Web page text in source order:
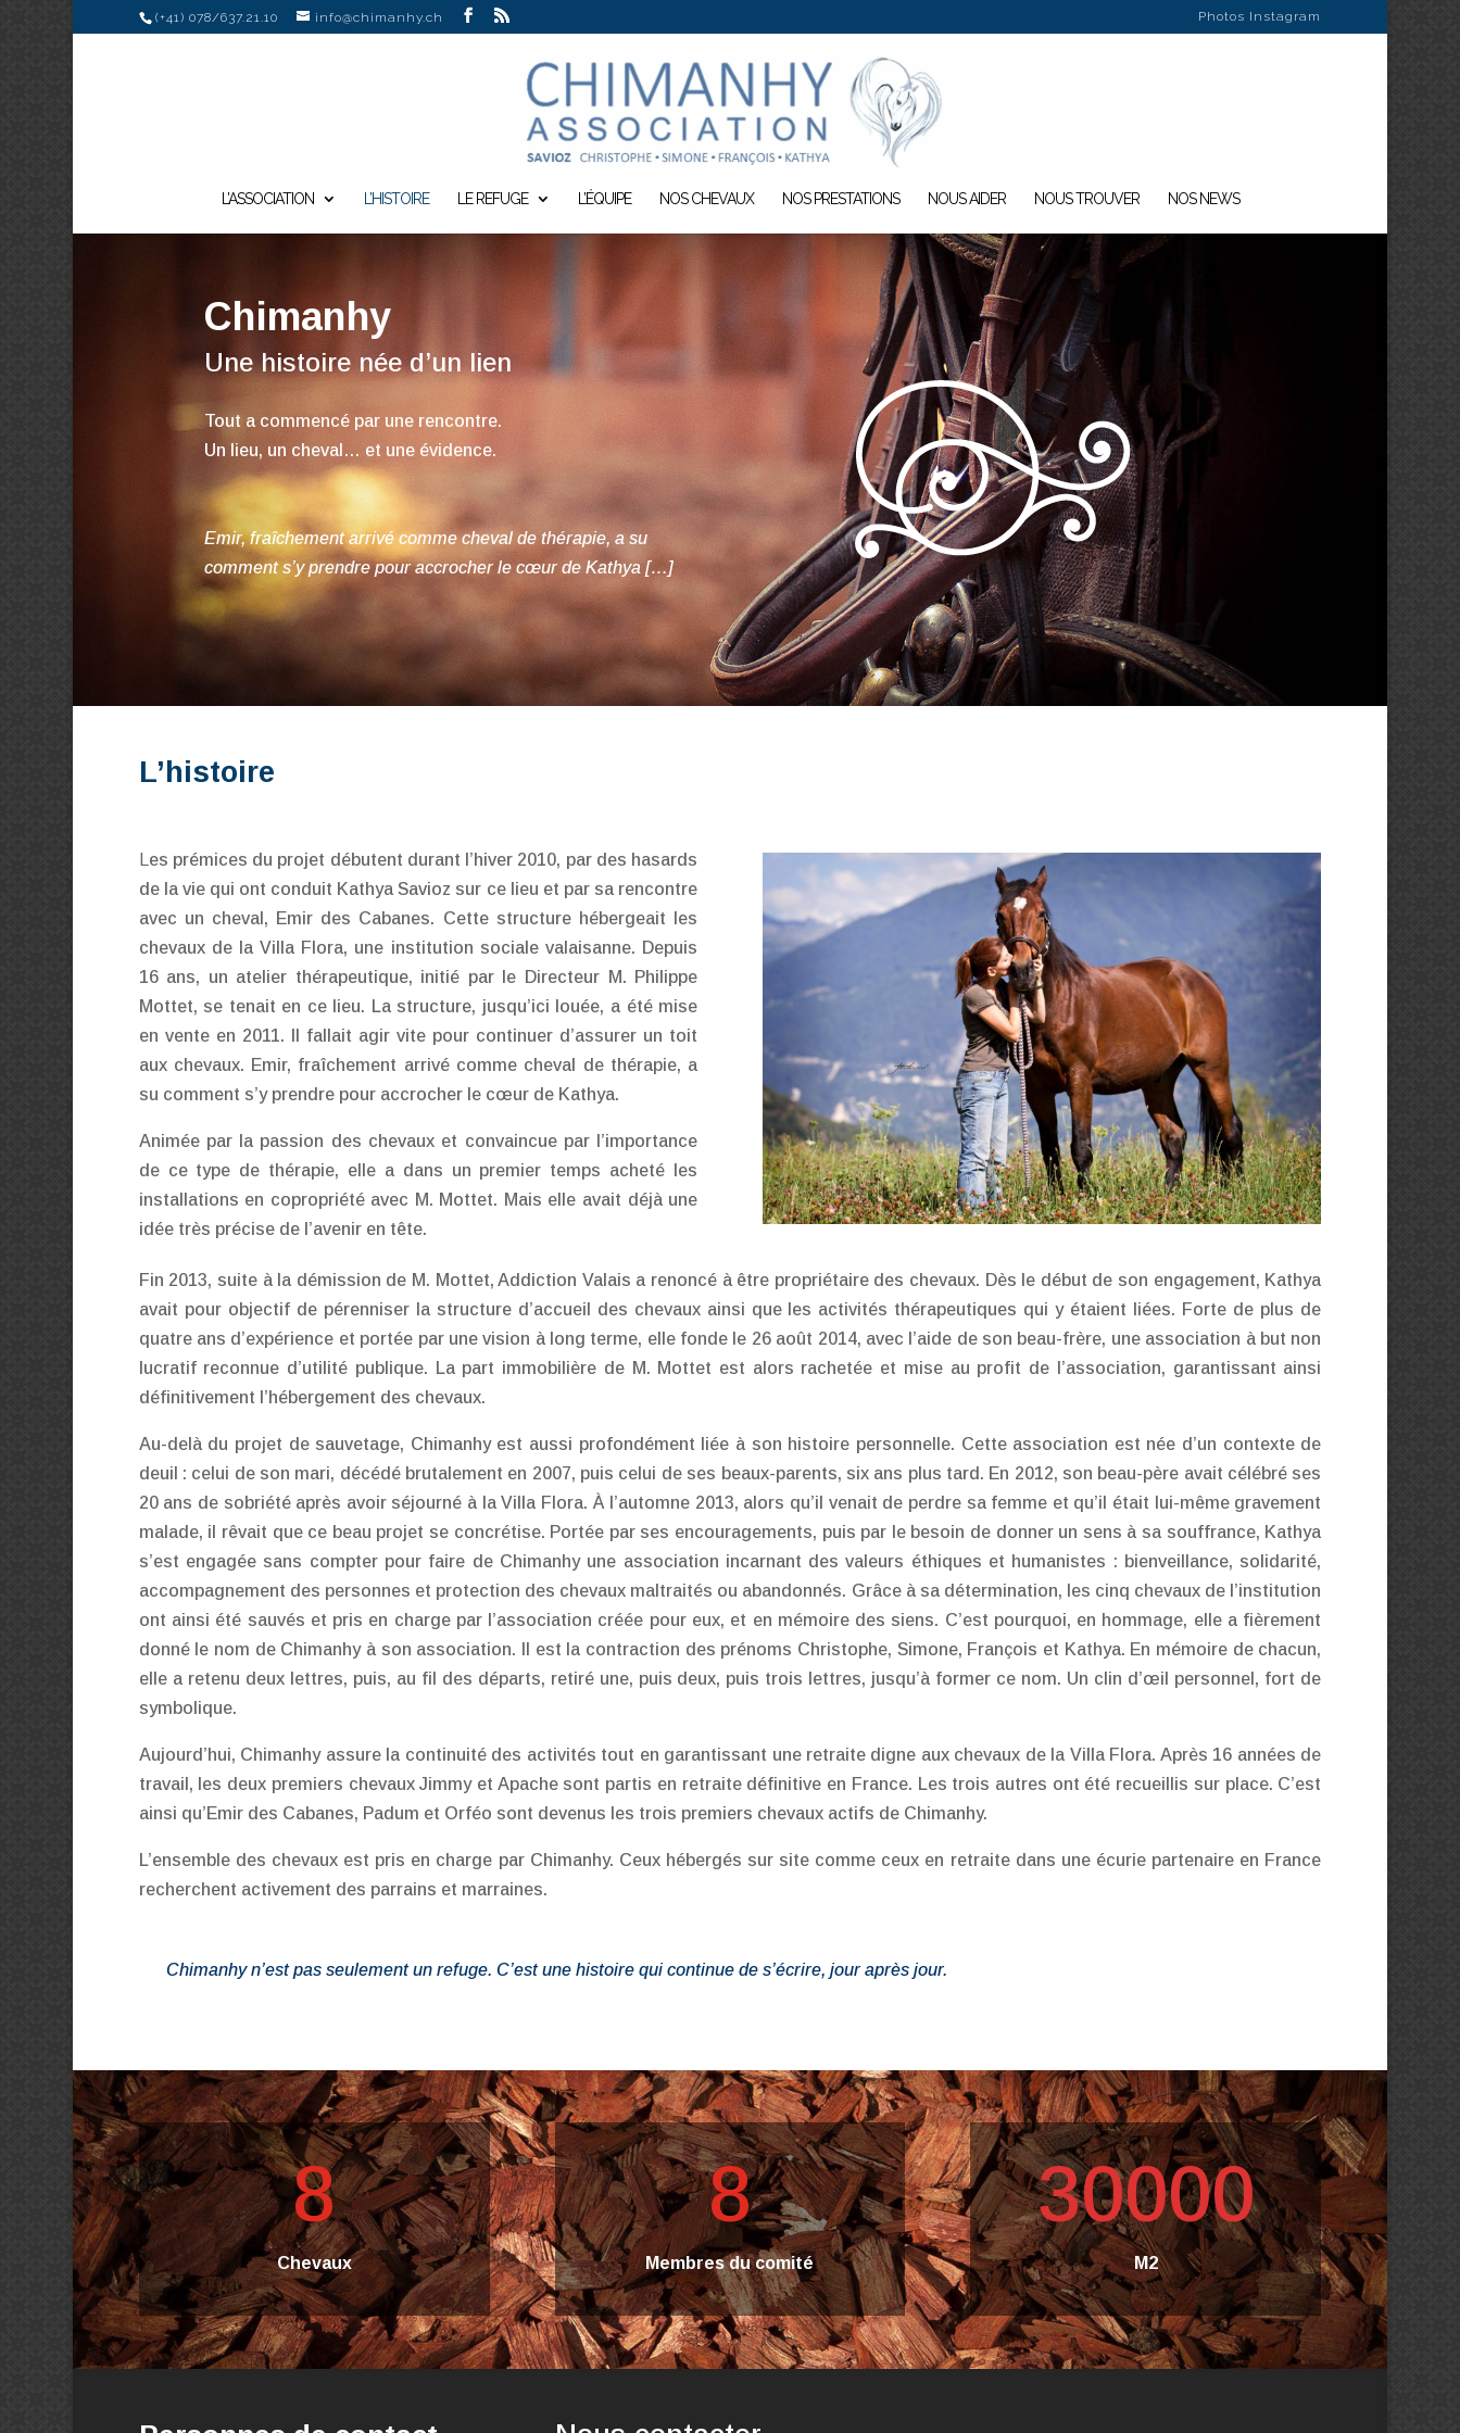
(+41) 078/637.21.10 info@chimanhy.ch Photos Instagram
L’ASSOCIATION L’HISTOIRE LE REFUGE L’ÉQUIPE NOS CHEVAUX NOS PRESTATIONS NOUS AIDER NOUS TROUVER NOS NEWS
Chimanhy
Une histoire née d’un lien
Tout a commencé par une rencontre.
Un lieu, un cheval… et une évidence.
Emir, fraîchement arrivé comme chevalde thérapie, a su
comment s’y prendrepour accrocher le cœur de Kathya […]
L’histoire
es prémices du projet débutent durant l’hiver 2010, par des hasards
de la vie qui ont conduit Kathya Savioz sur ce lieu et par sa rencontre
avec un cheval, Emir des Cabanes. Cette structure hébergeait les
chevaux de la Villa Flora, une institution sociale valaisanne. Depuis
16 ans, un atelier thérapeutique, initié par le Directeur M. Philippe
Mottet, se tenait en ce lieu. La structure, jusqu’ici louée, a été mise
en vente en 2011. Il fallait agir vite pour continuer d’assurer un toit
aux chevaux. Emir, fraîchement arrivé comme cheval de thérapie, a
su comment s’y prendre pour accrocher le cœur de Kathya.
Animée par la passion des chevaux et convaincue par l’importance
de ce type de thérapie, elle a dans un premier temps acheté les
installations en copropriété avec M. Mottet. Mais elle avait déjà une
idée très précise de l’avenir en tête.
Fin 2013, suite à la démission de M. Mottet, Addiction Valais a renoncé à être propriétaire des chevaux. Dès le début de son engagement, Kathya
avait pour objectif de pérenniser la structure d’accueil des chevaux ainsi que les activités thérapeutiques qui y étaient liées. Forte de plus de
quatre ans d’expérience et portée par une vision à long terme, elle fonde le 26 août 2014, avec l’aide de son beau-frère, une association à but non
lucratif reconnue d’utilité publique. La part immobilière de M. Mottet est alors rachetée et mise au profit de l’association, garantissant ainsi
définitivement l’hébergement des chevaux.
Au-delà du projet de sauvetage, Chimanhy est aussi profondément liée à son histoire personnelle. Cette association est née d’un contexte de
deuil : celui de son mari, décédé brutalement en 2007, puis celui de ses beaux-parents, six ans plus tard. En 2012, son beau-père avait célébré ses
20 ans de sobriété après avoir séjourné à la Villa Flora. À l’automne 2013, alors qu’il venait de perdre sa femme et qu’il était lui-même gravement
malade, il rêvait que ce beau projet se concrétise. Portée par ses encouragements, puis par le besoin de donner un sens à sa souffrance, Kathya
s’est engagée sans compter pour faire de Chimanhy une association incarnant des valeurs éthiques et humanistes : bienveillance, solidarité,
accompagnement des personnes et protection des chevaux maltraités ou abandonnés. Grâce à sa détermination, les cinq chevaux de l’institution
ont ainsi été sauvés et pris en charge par l’association créée pour eux, et en mémoire des siens. C’est pourquoi, en hommage, elle a fièrement
donné le nom de Chimanhy à son association. Il est la contraction des prénoms Christophe, Simone, François et Kathya. En mémoire de chacun,
elle a retenu deux lettres, puis, au fil des départs, retiré une, puis deux, puis trois lettres, jusqu’à former ce nom. Un clin d’œil personnel, fort de
symbolique.
Aujourd’hui, Chimanhy assure la continuité des activités tout en garantissant une retraite digne aux chevaux de la Villa Flora. Après 16 années de
travail, les deux premiers chevaux Jimmy et Apache sont partis en retraite définitive en France. Les trois autres ont été recueillis sur place. C’est
ainsi qu’Emir des Cabanes, Padum et Orféo sont devenus les trois premiers chevaux actifs de Chimanhy.
L’ensemble des chevaux est pris en charge par Chimanhy. Ceux hébergés sur site comme ceux en retraite dans une écurie partenaire en France
recherchent activement des parrains et marraines.
Chimanhy n’est pas seulement un refuge. C’est une histoire qui continue de s’écrire, jour après jour.
8
Chevaux
8
Membres du comité
30000
M2